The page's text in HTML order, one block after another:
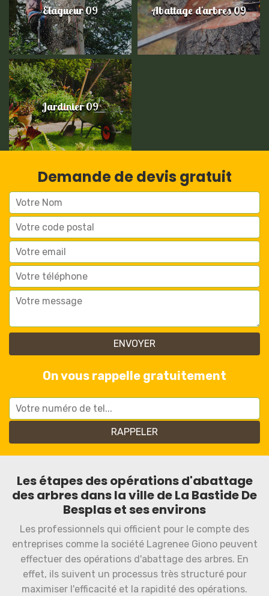
Elagueur 09 Abattage d'arbres 09
Jardinier 09
Demande de devis gratuit
On vous rappelle gratuitement
Les étapes des opérations d'abattage
des arbres dans la ville de La Bastide De
Besplas et ses environs
Les professionnels qui officient pour le compte des
entreprises comme la société Lagrenee Giono peuvent
effectuer des opérations d'abattage des arbres. En
effet, ils suivent un processus très structuré pour
maximiser l'efficacité et la rapidité des opérations.